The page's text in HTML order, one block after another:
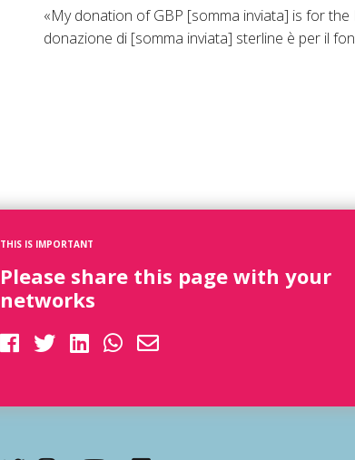
«My donation of GBP [somma inviata] is for
donazione di [somma inviata] sterline è per il
THIS IS IMPORTANT
Please share this page with your
networks